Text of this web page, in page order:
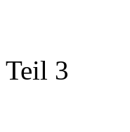
Teil 3